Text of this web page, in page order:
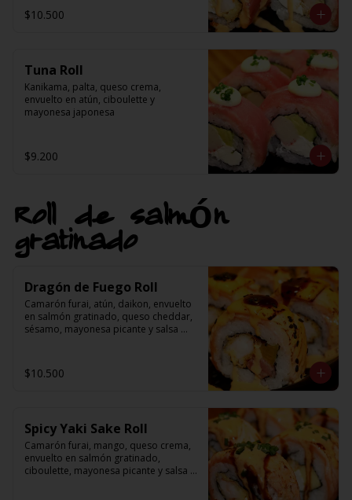
$10.500
Tuna Roll
Kanikama, palta, queso crema,
envuelto en atún, ciboulette y
mayonesa japonesa
$9.200
Roll de salmón
gratinado
Dragón de Fuego Roll
Camarón furai, atún, daikon, envuelto
en salmón gratinado, queso cheddar,
sésamo, mayonesa picante y salsa
$10.500
Spicy Yaki Sake Roll
Camarón furai, mango, queso crema,
envuelto en salmón gratinado,
ciboulette, mayonesa picante y salsa